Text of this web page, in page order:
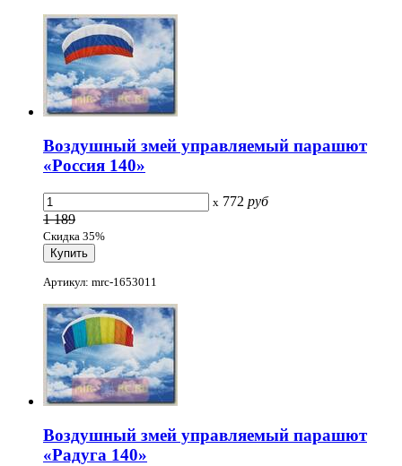
Воздушный змей управляемый парашют
«Россия 140»
x 772 руб
1 189
Скидка 35%
Артикул: mrc-1653011
Воздушный змей управляемый парашют
«Радуга 140»